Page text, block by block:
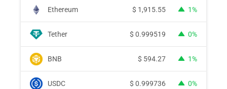
Ethereum $ 1,915.55 1%
Tether $ 0.999519 0%
BNB $ 594.27 1%
USDC $ 0.999736 0%